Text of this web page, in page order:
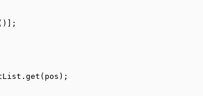
get (pos);